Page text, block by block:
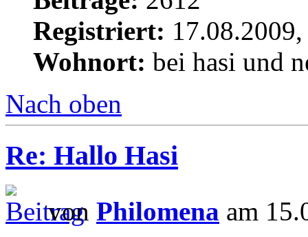
Registriert:
Wohnort: bei hasi und
Nach oben
Re: Hallo Hasi
von Philomena am